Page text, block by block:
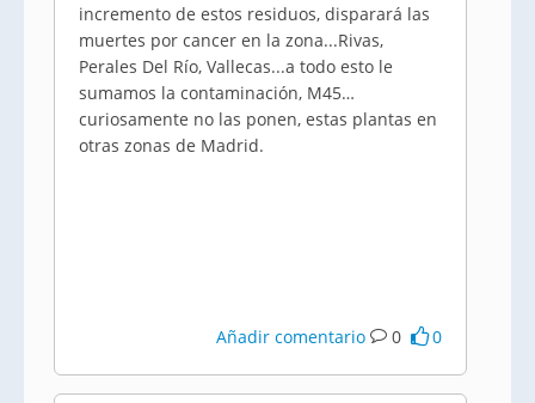
incremento de estos residuos, disparará las
muertes por cancer en la zona...Rivas,
Perales Del Río, Vallecas...a todo esto le
sumamos la contaminación, M45…
curiosamente no las ponen, estas plantas en
otras zonas de Madrid.
Añadir comentario 0 0